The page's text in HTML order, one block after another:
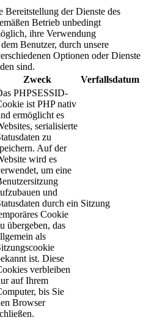
der Dienste des
Betrieb unbedingt
ihre Verwendung
Benutzer, durch unsere
Optionen oder Dienste
sind.
Zweck Verfallsdatum
PHPSESSID-
ist PHP nativ
ermöglicht es
serialisierte
zu
Auf der
wird es
um eine
und
durch ein
Cookie
übergeben, das
als
ist. Diese
verbleiben
auf Ihrem
bis Sie
Browser
Sitzung